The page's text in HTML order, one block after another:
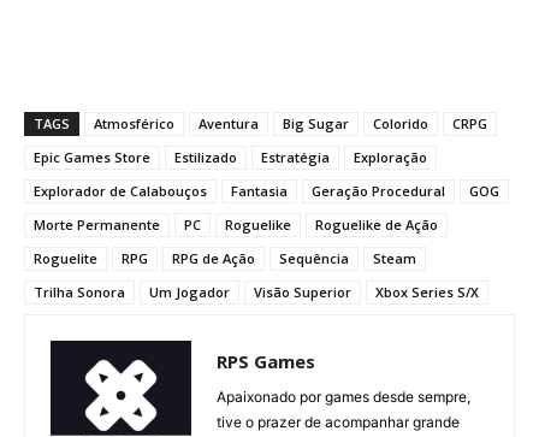
TAGS Atmosférico Aventura Big Sugar Colorido
CRPG
Epic Games Store
Estilizado Estratégia
Exploração
Explorador de Calabouços
Fantasia Geração Procedural
GOG
Morte Permanente
PC Roguelike
Roguelike de Ação
Roguelite
RPG RPG de Ação Sequência
Steam
Trilha Sonora
Um Jogador Visão Superior Xbox Series S/X
RPS Games
Apaixonado por games desde sempre,
tive o prazer de acompanhar grande